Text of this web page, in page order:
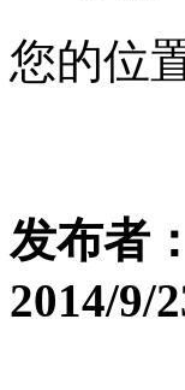
您的位
发布者
2014/9/